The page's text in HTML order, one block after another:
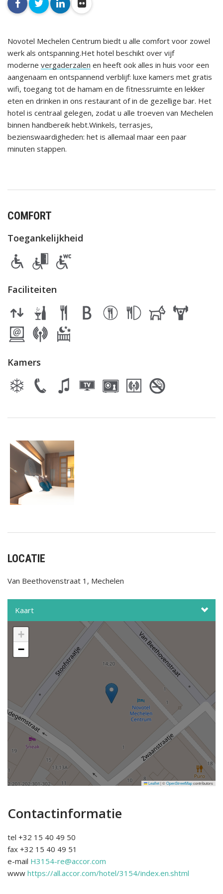
Novotel Mechelen Centrum biedt u alle comfort voor zowel
werk als ontspanning.Het hotel beschikt over vijf
moderne vergaderzalen en heeft ook alles in huis voor een
aangenaam en ontspannend verblijf: luxe kamers met gratis
wifi, toegang tot de hamam en de fitnessruimte en lekker
eten en drinken in ons restaurant of in de gezellige bar. Het
hotel is centraal gelegen, zodat u alle troeven van Mechelen
binnen handbereik hebt.Winkels, terrasjes,
bezienswaardigheden: het is allemaal maar een paar
minuten stappen.
COMFORT
Toegankelijkheid
Faciliteiten
Kamers
LOCATIE
Van Beethovenstraat 1, Mechelen
Kaart
+
−
Leaflet|©OpenStreetMapcontributors
Contactinformatie
tel +32 15 40 49 50
fax +32 15 40 49 51
e-mail H3154-re@accor.com
www https://all.accor.com/hotel/3154/index.en.shtml